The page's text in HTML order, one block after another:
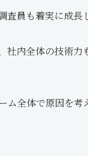
員も着実に成長
内全体の技術力
全体で原因を考